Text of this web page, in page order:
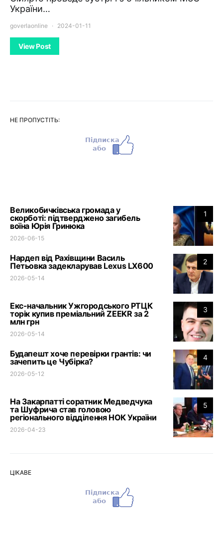
України…
goverlaonline 2024-01-11
View Post
НЕ ПРОПУСТІТЬ:
1
Великобичківська громада у
скорботі: підтверджено загибель
воїна Юрія Гринюка
2026-06-15
2
Нардеп від Рахівщини Василь
Петьовка задекларував Lexus LX600
2026-05-14
3
Екс-начальник Ужгородського РТЦК
торік купив преміальний ZEEKR за 2
млн грн
2026-05-14
4
Будапешт хоче перевірки грантів: чи
зачепить це Чубірка?
2026-05-12
5
На Закарпатті соратник Медведчука
та Шуфрича став головою
регіонального відділення НОК України
2026-04-23
ЦІКАВЕ